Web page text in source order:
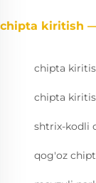
chipta kiritish
chipta
chipta
shtrix-kodli
qog'oz